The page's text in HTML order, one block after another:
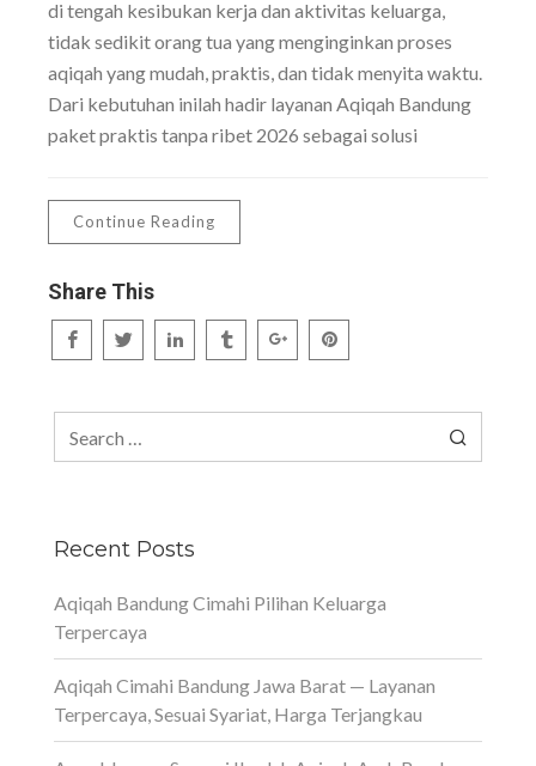
di tengah kesibukan kerja dan aktivitas keluarga,
tidak sedikit orang tua yang menginginkan proses
aqiqah yang mudah, praktis, dan tidak menyita waktu.
Dari kebutuhan inilah hadir layanan Aqiqah Bandung
paket praktis tanpa ribet 2026 sebagai solusi
Continue Reading
Share This
Recent Posts
Aqiqah Bandung Cimahi Pilihan Keluarga
Terpercaya
Aqiqah Cimahi Bandung Jawa Barat — Layanan
Terpercaya, Sesuai Syariat, Harga Terjangkau